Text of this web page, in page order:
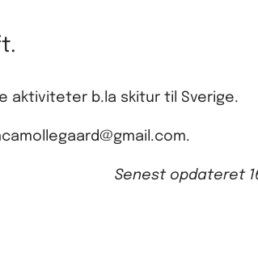
aktiviteter b.la skitur til Sverige.
Senest opdateret